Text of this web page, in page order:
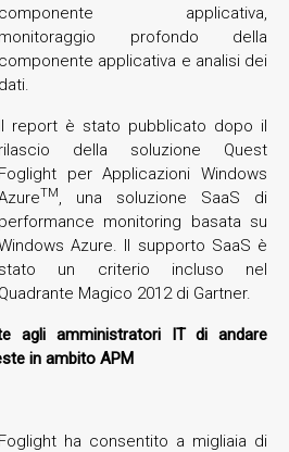
componente applicativa,
monitoraggio profondo della
componente applicativa e analisi dei
dati.
Il report è stato pubblicato dopo il
rilascio della soluzione Quest
Foglight per Applicazioni Windows
TM, una soluzione SaaS di
performance monitoring basata su
Azure. Il supporto SaaS è
stato un criterio incluso nel
Quadrante Magico 2012 di Gartner.
agli amministratori IT di andare
in ambito APM
Foglight ha consentito a migliaia di